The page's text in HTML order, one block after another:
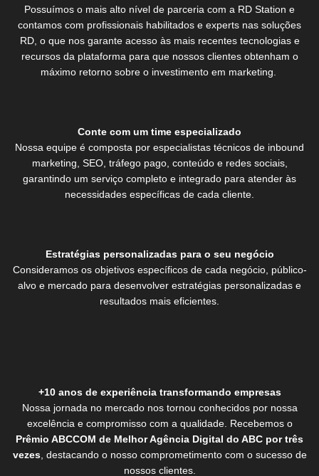
Possuímos o mais alto nível de parceria com a RD Station e
contamos com profissionais habilitados e experts nas soluções
RD, o que nos garante acesso às mais recentes tecnologias e
recursos da plataforma para que nossos clientes obtenham o
máximo retorno sobre o investimento em marketing.
Conte com um time especializado
Nossa equipe é composta por especialistas técnicos de inbound
marketing, SEO, tráfego pago, conteúdo e redes sociais,
garantindo um serviço completo e integrado para atender às
necessidades específicas de cada cliente.
Estratégias personalizadas para o seu negócio
Consideramos os objetivos específicos de cada negócio, público-
alvo e mercado para desenvolver estratégias personalizadas e
resultados mais eficientes.
+10 anos de experiência transformando empresas
Nossa jornada no mercado nos tornou conhecidos por nossa
excelência e compromisso com a qualidade. Recebemos o
Prêmio ABCCOM de Melhor Agência Digital do ABC por três
vezes, destacando o nosso comprometimento com o sucesso de
nossos clientes.